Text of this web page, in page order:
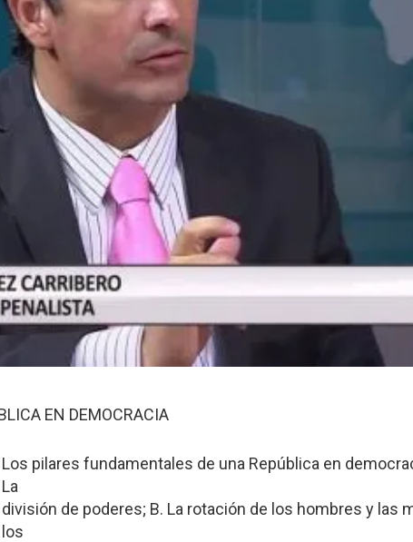
EN DEMOCRACIA
Los pilares fundamentales de una República en
La
división de poderes; B. La rotación de los hombres y las
los